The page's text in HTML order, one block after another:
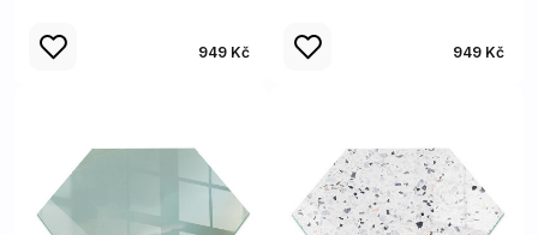
949 Kč 949 Kč